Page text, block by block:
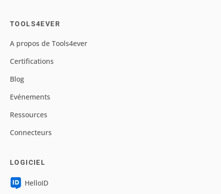
TOOLS4EVER
A propos de Tools4ever
Certifications
Blog
Evénements
Ressources
Connecteurs
LOGICIEL
HelloID